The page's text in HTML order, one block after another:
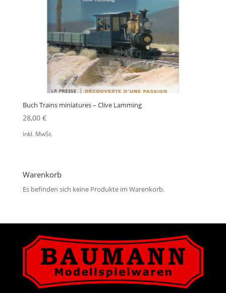
Buch Trains miniatures – Clive Lamming
28,00 €
inkl. MwSt.
Warenkorb
Es befinden sich keine Produkte im Warenkorb.